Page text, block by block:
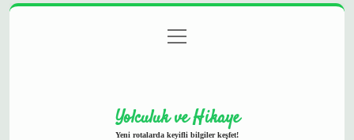
Gizlilik Politikası
menüyü
aç
Yolculuk ve Hikaye
Yeni rotalarda keyifli bilgiler keşfet!